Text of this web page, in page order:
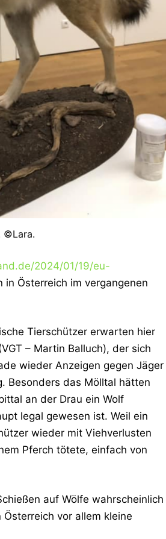
©Lara.
2024/01/19/eu-
in Österreich im vergangenen
Tierschützer erwarten hier
– Martin Balluch), der sich
wieder Anzeigen gegen Jäger
Besonders das Mölltal hätten
an der Drau ein Wolf
legal gewesen ist. Weil ein
wieder mit Viehverlusten
Pferch tötete, einfach von
auf Wölfe wahrscheinlich
vor allem kleine